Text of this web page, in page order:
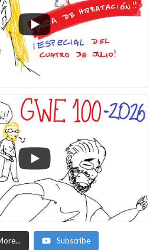
Subscribe